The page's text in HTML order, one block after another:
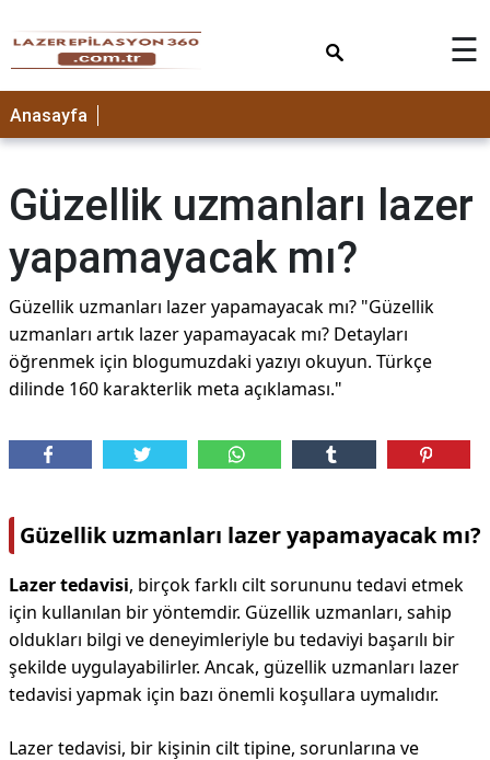
☰
Anasayfa
Güzellik uzmanları lazer
yapamayacak mı?
Güzellik uzmanları lazer yapamayacak mı? "Güzellik
uzmanları artık lazer yapamayacak mı? Detayları
öğrenmek için blogumuzdaki yazıyı okuyun. Türkçe
dilinde 160 karakterlik meta açıklaması."
Güzellik uzmanları lazer yapamayacak mı?
Lazer tedavisi, birçok farklı cilt sorununu tedavi etmek
için kullanılan bir yöntemdir. Güzellik uzmanları, sahip
oldukları bilgi ve deneyimleriyle bu tedaviyi başarılı bir
şekilde uygulayabilirler. Ancak, güzellik uzmanları lazer
tedavisi yapmak için bazı önemli koşullara uymalıdır.
Lazer tedavisi, bir kişinin cilt tipine, sorunlarına ve